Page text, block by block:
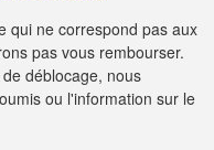
qui ne correspond pas aux
pas vous rembourser.
déblocage, nous
ou l'information sur le